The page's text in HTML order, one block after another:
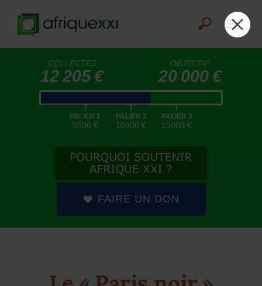
COLLECTÉS
12 205 €
OBJECTIF
20 000 €
|
PALIER 1
5000 €
|
PALIER 2
10000 €
|
PALIER 3
15000 €
FAIRE UN DON